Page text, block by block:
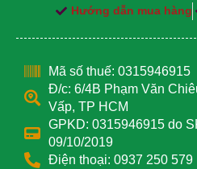
Hướng dẫn mua hàng
Mã số thuế: 0315946915
Đ/c: 6/4B Phạm Văn
Vấp, TP HCM
GPKD: 0315946915 do
09/10/2019
Điện thoại: 0937 250 579